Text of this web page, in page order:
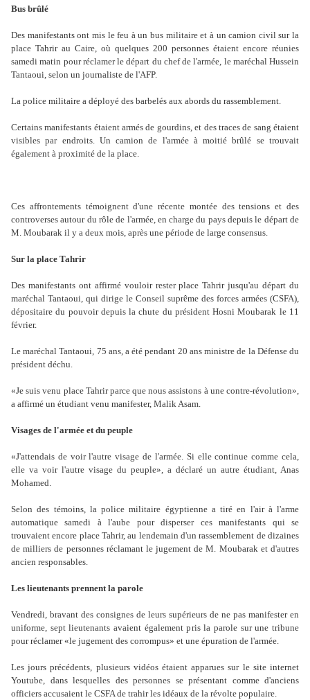
Bus brûlé
Des manifestants ont mis le feu à un bus militaire et à un camion civil sur la
place Tahrir au Caire, où quelques 200 personnes étaient encore réunies
samedi matin pour réclamer le départ du chef de l'armée, le maréchal Hussein
Tantaoui, selon un journaliste de l'AFP.
La police militaire a déployé des barbelés aux abords du rassemblement.
Certains manifestants étaient armés de gourdins, et des traces de sang étaient
visibles par endroits. Un camion de l'armée à moitié brûlé se trouvait
également à proximité de la place.
Ces affrontements témoignent d'une récente montée des tensions et des
controverses autour du rôle de l'armée, en charge du pays depuis le départ de
M. Moubarak il y a deux mois, après une période de large consensus.
Sur la place Tahrir
Des manifestants ont affirmé vouloir rester place Tahrir jusqu'au départ du
maréchal Tantaoui, qui dirige le Conseil suprême des forces armées (CSFA),
dépositaire du pouvoir depuis la chute du président Hosni Moubarak le 11
février.
Le maréchal Tantaoui, 75 ans, a été pendant 20 ans ministre de la Défense du
président déchu.
«Je suis venu place Tahrir parce que nous assistons à une contre-révolution»,
a affirmé un étudiant venu manifester, Malik Asam.
Visages de l'armée et du peuple
«J'attendais de voir l'autre visage de l'armée. Si elle continue comme cela,
elle va voir l'autre visage du peuple», a déclaré un autre étudiant, Anas
Mohamed.
Selon des témoins, la police militaire égyptienne a tiré en l'air à l'arme
automatique samedi à l'aube pour disperser ces manifestants qui se
trouvaient encore place Tahrir, au lendemain d'un rassemblement de dizaines
de milliers de personnes réclamant le jugement de M. Moubarak et d'autres
ancien responsables.
Les lieutenants prennent la parole
Vendredi, bravant des consignes de leurs supérieurs de ne pas manifester en
uniforme, sept lieutenants avaient également pris la parole sur une tribune
pour réclamer «le jugement des corrompus» et une épuration de l'armée.
Les jours précédents, plusieurs vidéos étaient apparues sur le site internet
Youtube, dans lesquelles des personnes se présentant comme d'anciens
officiers accusaient le CSFA de trahir les idéaux de la révolte populaire.